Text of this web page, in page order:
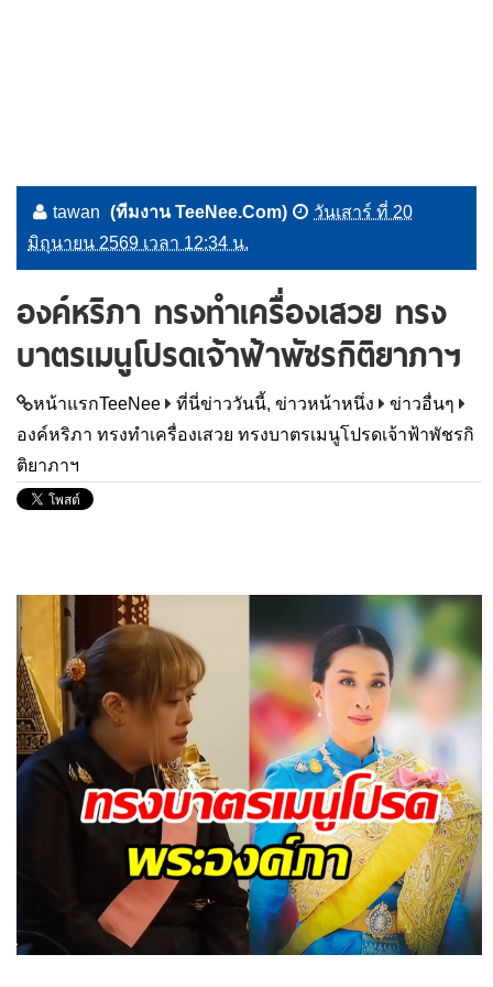
tawan (ทีมงาน TeeNee.Com)
วันเสาร์ ที่ 20
มิถุนายน 2569 เวลา 12:34 น.
องค์หริภา ทรงทำเครื่องเสวย ทรง
บาตรเมนูโปรดเจ้าฟ้าพัชรกิติยาภาฯ
หน้าแรกTeeNee ที่นี่ข่าววันนี้, ข่าวหน้าหนึ่ง
ข่าวอื่นๆ
องค์หริภา ทรงทำเครื่องเสวย ทรงบาตรเมนูโปรดเจ้าฟ้าพัชรกิ
ติยาภาฯ